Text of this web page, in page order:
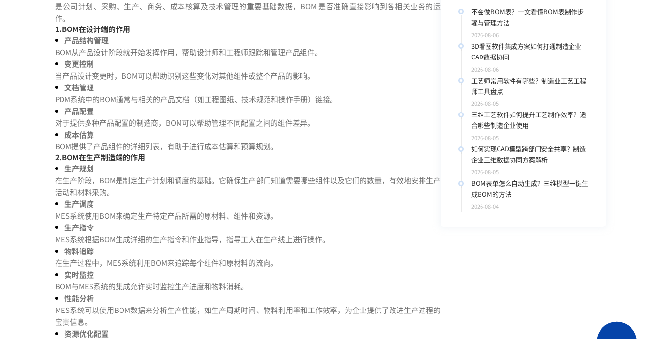
是公司计划、采购、生产、商务、成本核算及技术管理的重要基础数据，BOM 是否准确直接影响到各相关业务的运
作。
1.BOM在设计端的作用
产品结构管理
BOM从产品设计阶段就开始发挥作用，帮助设计师和工程师跟踪和管理产品组件。
变更控制
当产品设计变更时，BOM可以帮助识别这些变化对其他组件或整个产品的影响。
文档管理
PDM系统中的BOM通常与相关的产品文档（如工程图纸、技术规范和操作手册）链接。
产品配置
对于提供多种产品配置的制造商，BOM可以帮助管理不同配置之间的组件差异。
成本估算
BOM提供了产品组件的详细列表，有助于进行成本估算和预算规划。
2.BOM在生产制造端的作用
生产规划
在生产阶段，BOM是制定生产计划和调度的基础。它确保生产部门知道需要哪些组件以及它们的数量，有效地安排生产
活动和材料采购。
生产调度
MES系统使用BOM来确定生产特定产品所需的原材料、组件和资源。
生产指令
MES系统根据BOM生成详细的生产指令和作业指导，指导工人在生产线上进行操作。
物料追踪
在生产过程中，MES系统利用BOM来追踪每个组件和原材料的流向。
实时监控
BOM与MES系统的集成允许实时监控生产进度和物料消耗。
性能分析
MES系统可以使用BOM数据来分析生产性能，如生产周期时间、物料利用率和工作效率，为企业提供了改进生产过程的
宝贵信息。
资源优化配置
不会做BOM表？一文看懂BOM表制作步
骤与管理方法
2026-08-06
3D看图软件集成方案如何打通制造企业
CAD数据协同
2026-08-06
工艺师常用软件有哪些？制造业工艺工程
师工具盘点
2026-08-05
三维工艺软件如何提升工艺制作效率？适
合哪些制造企业使用
2026-08-05
如何实现CAD模型跨部门安全共享？制造
企业三维数据协同方案解析
2026-08-05
BOM表单怎么自动生成？三维模型一键生
成BOM的方法
2026-08-04